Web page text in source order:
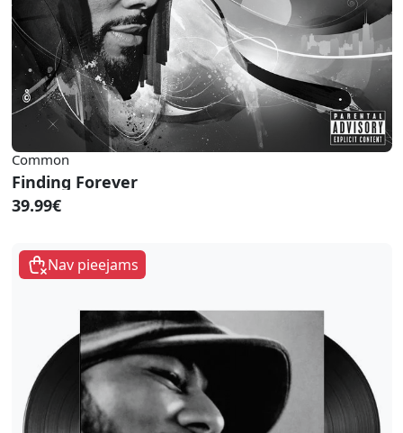
Common
Finding Forever
39.99€
Nav pieejams